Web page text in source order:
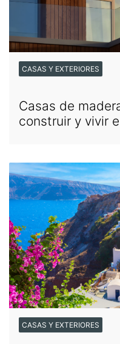
CASAS Y EXTERIORES
Casas de
construir y vivir
CASAS Y EXTERIORES